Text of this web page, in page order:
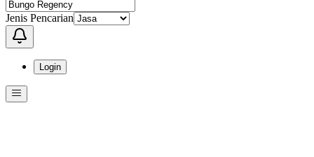
Jenis Pencarian
Login